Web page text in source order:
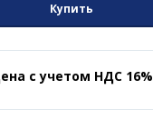
Купить
с учетом НДС 16%